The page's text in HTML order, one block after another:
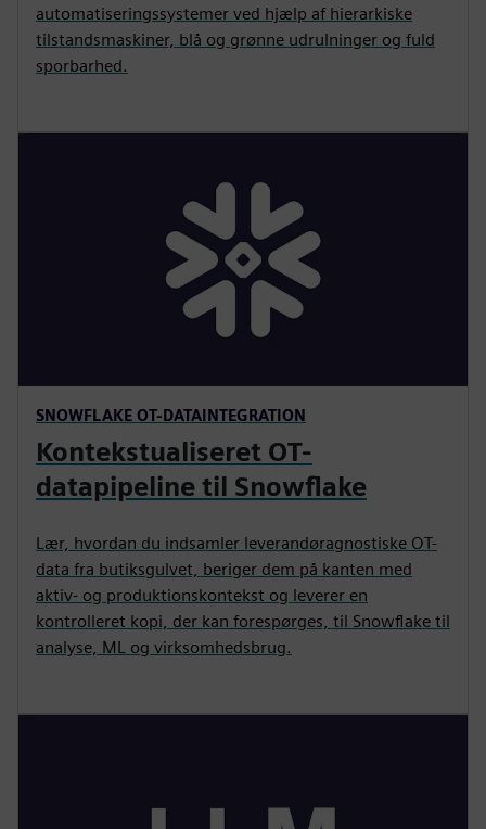
automatiseringssystemer ved hjælp af hierarkiske
tilstandsmaskiner, blå og grønne udrulninger og fuld
sporbarhed.
SNOWFLAKE OT-DATAINTEGRATION
Kontekstualiseret OT-
datapipeline til Snowflake
Lær, hvordan du indsamler leverandøragnostiske OT-
data fra butiksgulvet, beriger dem på kanten med
aktiv- og produktionskontekst og leverer en
kontrolleret kopi, der kan forespørges, til Snowflake til
analyse, ML og virksomhedsbrug.